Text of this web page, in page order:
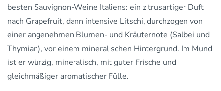
besten Sauvignon-Weine Italiens: ein zitrusartiger Duft
nach Grapefruit, dann intensive Litschi, durchzogen von
einer angenehmen Blumen- und Kräuternote (Salbei und
Thymian), vor einem mineralischen Hintergrund. Im Mund
ist er würzig, mineralisch, mit guter Frische und
gleichmäßiger aromatischer Fülle.